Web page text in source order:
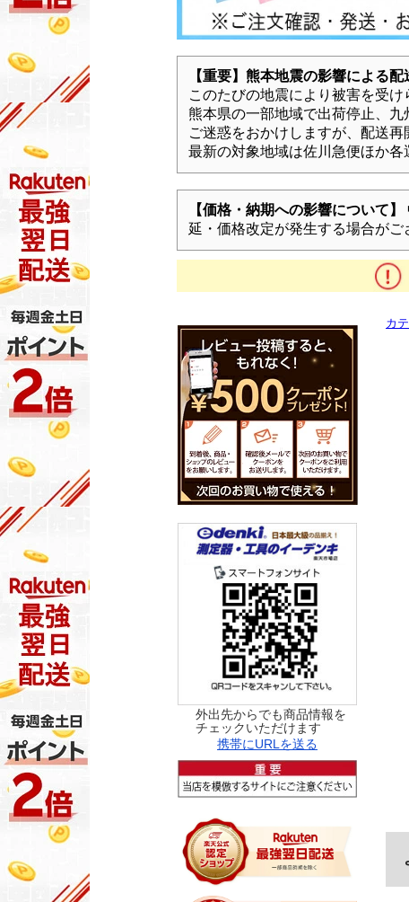
【重要】熊本地震の影響による配
このたびの地震により被害を受
熊本県の一部地域で出荷停止、九
ご迷惑をおかけしますが、配送再
最新の対象地域は佐川急便ほか各
【価格・納期への影響について】
延・価格改定が発生する場合がご
カ